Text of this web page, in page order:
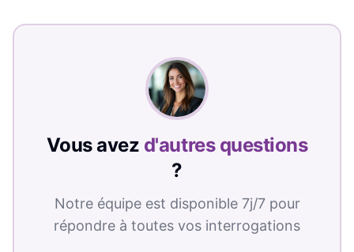
Vous avez d'autres questions
?
Notre équipe est disponible 7j/7 pour
répondre à toutes vos interrogations